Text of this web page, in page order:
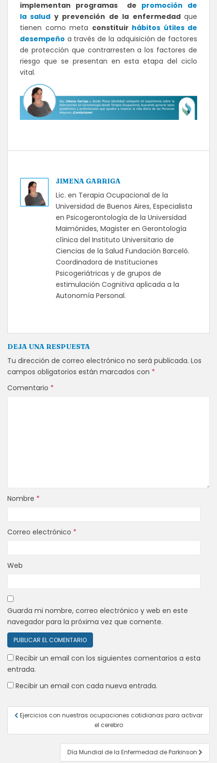
implementan programas de promoción de
la salud y prevención de la enfermedadque
tienen como meta constituir hábitos útiles de
desempeño a través de la adquisición de factores
de protección que contrarresten a los factores de
riesgo que se presentan en esta etapa del ciclo
vital.
JIMENA GARRIGA
Lic. en Terapia Ocupacional de la
Universidad de Buenos Aires, Especialista
en Psicogerontología de la Universidad
Maimónides, Magister en Gerontología
clínica del Instituto Universitario de
Ciencias de la Salud Fundación Barceló.
Coordinadora de Instituciones
Psicogeriátricas y de grupos de
estimulación Cognitiva aplicada a la
Autonomía Personal.
DEJA UNA RESPUESTA
Tu dirección de correo electrónico no será publicada. Los
campos obligatorios están marcados con *
Comentario *
Nombre *
Correo electrónico *
Web
Guarda mi nombre, correo electrónico y web en este
navegador para la próxima vez que comente.
Recibir un email con los siguientes comentarios a esta
entrada.
Recibir un email con cada nueva entrada.
Navegación
entradas
Ejercicios con nuestras ocupaciones cotidianas para activar
el cerebro
Día Mundial de la Enfermedad de Parkinson